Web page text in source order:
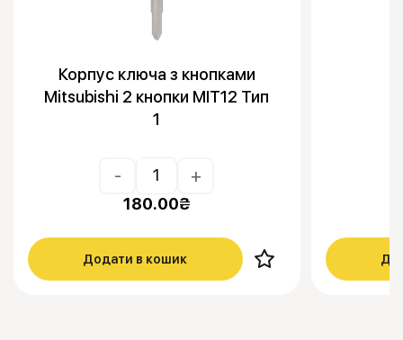
Корпус ключа з кнопками
Mitsubishi 2 кнопки MIT12 Тип
1
- +
180.00₴
Додати в кошик